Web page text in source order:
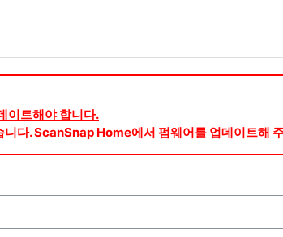
이트해야 합니다.
다. ScanSnap Home에서 펌웨어를 업데이트해